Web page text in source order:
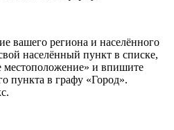
вашего региона и населённого
населённый пункт в списке,
местоположение» и впишите
пункта в графу «Город».